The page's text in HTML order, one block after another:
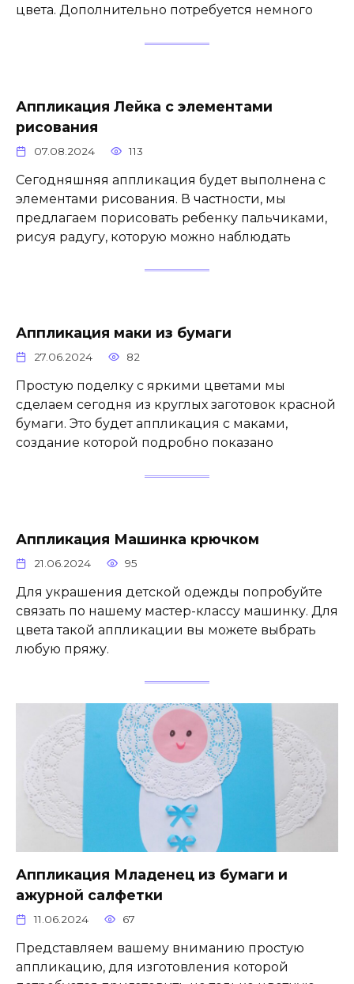
цвета. Дополнительно потребуется немного
Аппликация Лейка с элементами
рисования
07.08.2024 113
Сегодняшняя аппликация будет выполнена с
элементами рисования. В частности, мы
предлагаем порисовать ребенку пальчиками,
рисуя радугу, которую можно наблюдать
Аппликация маки из бумаги
27.06.2024 82
Простую поделку с яркими цветами мы
сделаем сегодня из круглых заготовок красной
бумаги. Это будет аппликация с маками,
создание которой подробно показано
Аппликация Машинка крючком
21.06.2024 95
Для украшения детской одежды попробуйте
связать по нашему мастер-классу машинку. Для
цвета такой аппликации вы можете выбрать
любую пряжу.
Аппликация Младенец из бумаги и
ажурной салфетки
11.06.2024 67
Представляем вашему вниманию простую
аппликацию, для изготовления которой